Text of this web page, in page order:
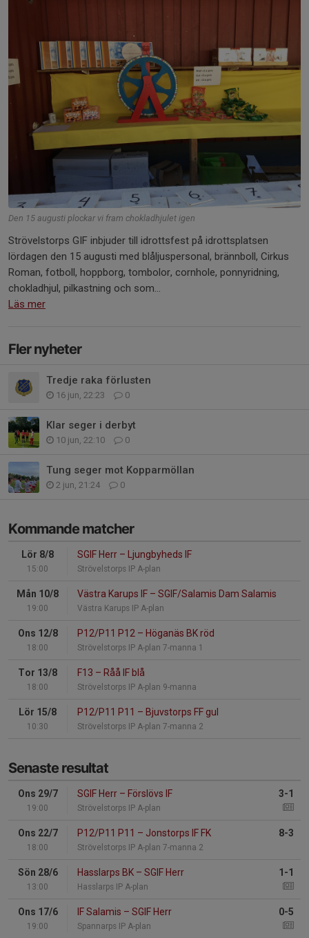
Den 15 augusti plockar vi fram chokladhjulet igen
Strövelstorps GIF inbjuder till idrottsfest på idrottsplatsen
lördagen den 15 augusti med blåljuspersonal, brännboll, Cirkus
Roman, fotboll, hoppborg, tombolor, cornhole, ponnyridning,
chokladhjul, pilkastning och som...
Läs mer
Fler nyheter
Tredje raka förlusten
16 jun, 22:23 0
Klar seger i derbyt
10 jun, 22:10 0
Tung seger mot Kopparmöllan
2 jun, 21:24 0
Kommande matcher
Lör 8/8
15:00
SGIF Herr – Ljungbyheds IF
Strövelstorps IP A-plan
Mån 10/8
19:00
Västra Karups IF – SGIF/Salamis Dam Salamis
Västra Karups IP A-plan
Ons 12/8
18:00
P12/P11 P12 – Höganäs BK röd
Strövelstorps IP A-plan 7-manna 1
Tor 13/8
18:00
F13 – Råå IF blå
Strövelstorps IP A-plan 9-manna
Lör 15/8
10:30
P12/P11 P11 – Bjuvstorps FF gul
Strövelstorps IP A-plan 7-manna 2
Senaste resultat
Ons 29/7
19:00
SGIF Herr – Förslövs IF
Strövelstorps IP A-plan
3-1
Ons 22/7
18:00
P12/P11 P11 – Jonstorps IF FK
Strövelstorps IP A-plan 7-manna 2
8-3
Sön 28/6
13:00
Hasslarps BK – SGIF Herr
Hasslarps IP A-plan
1-1
Ons 17/6
19:00
IF Salamis – SGIF Herr
Spannarps IP A-plan
0-5